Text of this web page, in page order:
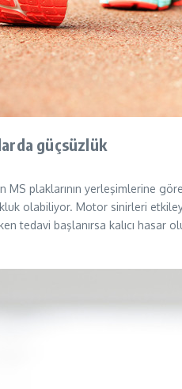
güçsüzlük
plaklarının yerleşimlerine
olabiliyor. Motor sinirleri
tedavi başlanırsa kalıcı